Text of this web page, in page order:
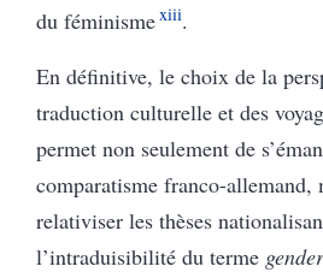
du féminismexiii.
En définitive, le choix de la
traduction culturelle et des
permet non seulement de
comparatisme franco-allemand,
relativiser les thèses
l’intraduisibilité du terme